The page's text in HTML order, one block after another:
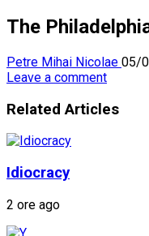
The
Petre Mihai Nicolae 05/
Leave a comment
Related Articles
Idiocracy
2 ore ago